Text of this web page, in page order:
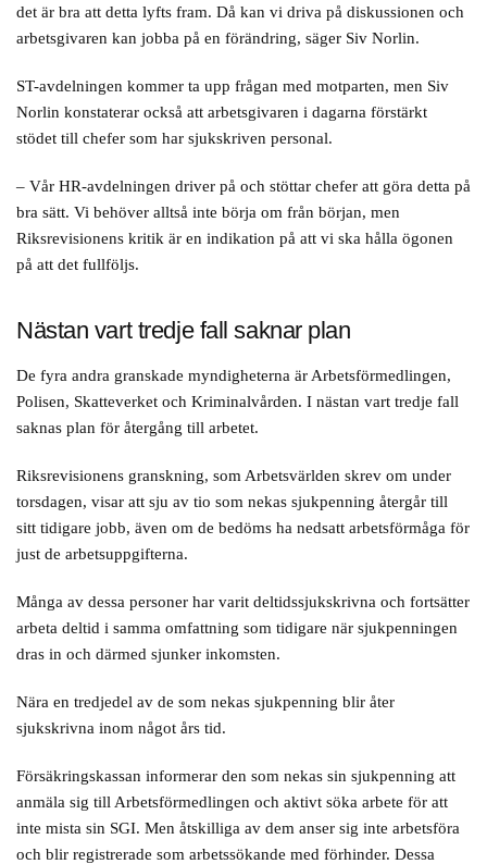
det är bra att detta lyfts fram. Då kan vi driva på diskussionen och
arbetsgivaren kan jobba på en förändring, säger Siv Norlin.
ST-avdelningen kommer ta upp frågan med motparten, men Siv
Norlin konstaterar också att arbetsgivaren i dagarna förstärkt
stödet till chefer som har sjukskriven personal.
– Vår HR-avdelningen driver på och stöttar chefer att göra detta på
bra sätt. Vi behöver alltså inte börja om från början, men
Riksrevisionens kritik är en indikation på att vi ska hålla ögonen
på att det fullföljs.
Nästan vart tredje fall saknar plan
De fyra andra granskade myndigheterna är Arbetsförmedlingen,
Polisen, Skatteverket och Kriminalvården. I nästan vart tredje fall
saknas plan för återgång till arbetet.
Riksrevisionens granskning, som Arbetsvärlden skrev om under
torsdagen, visar att sju av tio som nekas sjukpenning återgår till
sitt tidigare jobb, även om de bedöms ha nedsatt arbetsförmåga för
just de arbetsuppgifterna.
Många av dessa personer har varit deltidssjukskrivna och fortsätter
arbeta deltid i samma omfattning som tidigare när sjukpenningen
dras in och därmed sjunker inkomsten.
Nära en tredjedel av de som nekas sjukpenning blir åter
sjukskrivna inom något års tid.
Försäkringskassan informerar den som nekas sin sjukpenning att
anmäla sig till Arbetsförmedlingen och aktivt söka arbete för att
inte mista sin SGI. Men åtskilliga av dem anser sig inte arbetsföra
och blir registrerade som arbetssökande med förhinder. Dessa